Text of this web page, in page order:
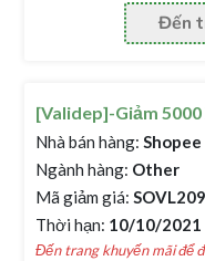
Đến
[Validep]-Giảm
Nhà bán hàng: Shopee
Ngành hàng: Other
Mã giảm giá: SOVL209
Thời hạn: 10/10/
Đến trang khuyến mãi để